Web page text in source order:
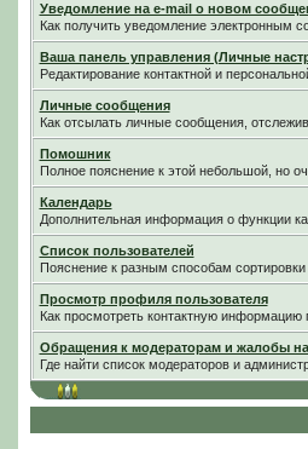
Уведомление на е-mail о новом
Как получить уведомление электронным
Ваша панель управления (Личные
Редактирование контактной и
Личные сообщения
Как отсылать личные сообщения,
Помошник
Полное пояснение к этой небольшой, но
Календарь
Дополнительная информация о функции
Список пользователей
Пояснение к разным способам
Просмотр профиля пользователя
Как просмотреть контактную информацию
Обращения к модераторам и жалобы
Где найти список модераторов и